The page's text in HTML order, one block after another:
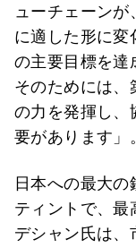
ューチェーン
に適した形に変
の主要目標を達
そのためには、
の力を発揮し、
要があります」。
日本への最大の
ティントで、最
デシャン氏は、